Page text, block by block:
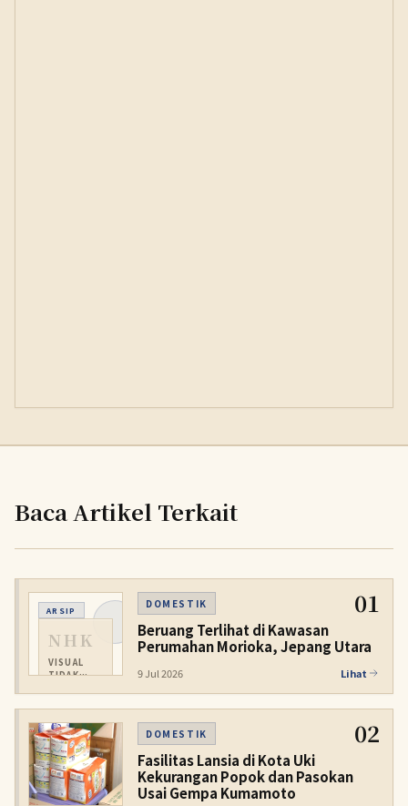
Baca Artikel Terkait
ARSIP
NHK
VISUAL
TIDAK
DOMESTIK 01
Beruang Terlihat di Kawasan
Perumahan Morioka, Jepang Utara
9 Jul 2026 Lihat
DOMESTIK 02
Fasilitas Lansia di Kota Uki
Kekurangan Popok dan Pasokan
Usai Gempa Kumamoto